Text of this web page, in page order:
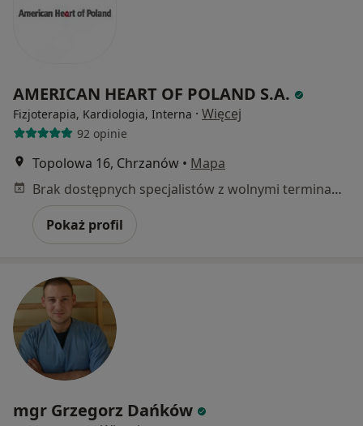
AMERICAN HEART OF POLAND S.A.
Fizjoterapia, Kardiologia, Interna · Więcej
92 opinie
Topolowa 16, Chrzanów • Mapa
Brak dostępnych specjalistów z wolnymi terminami w tym centrum medycznym.
Pokaż profil
mgr Grzegorz Dańków